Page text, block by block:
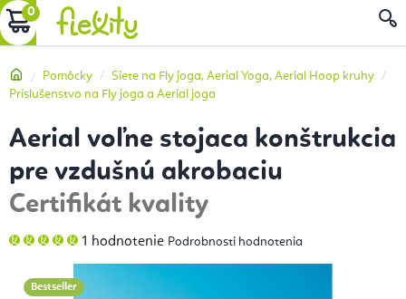
Prejsť
na
NÁKUPNÝ
DomovPomôcky
Siete na Fly joga, Aerial Yoga, Aerial Hoop kruhy
Príslušenstvo na Fly joga a Aerial joga
Aerial voľne stojaca konštrukcia
pre vzdušnú akrobaciu
Certifikát kvality
Priemerné
hodnotenie
je
5,0
z
1 hodnotenie Podrobnosti hodnotenia
Bestseller